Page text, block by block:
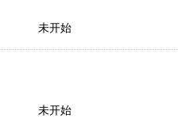
未开始
未开始